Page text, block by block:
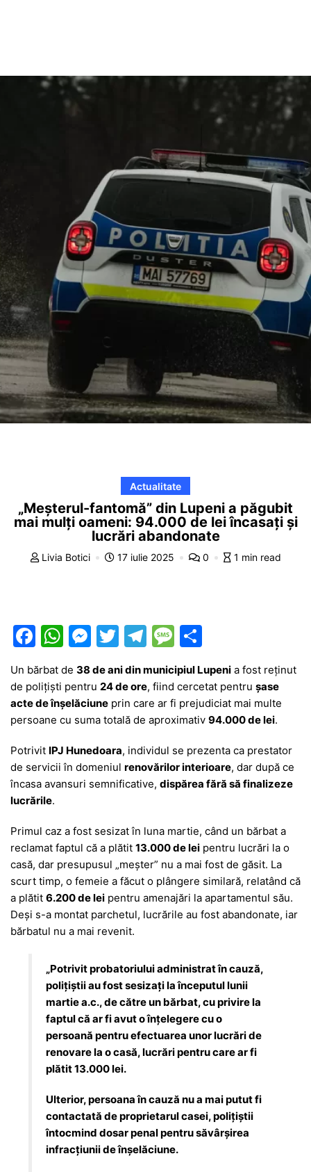
Actualitate
„Meșterul-fantomă” din Lupeni a păgubit
mai mulți oameni: 94.000 de lei încasați și
lucrări abandonate
Livia Botici 17 iulie 2025 0 1 min read
F
c
e
b
o
o
k
W
at
s
A
p
p
M
s
s
e
n
g
er
T
w
itt
er
T
e
gr
a
m
M
e
s
s
a
g
e
ta
je
a
z
ă
Un bărbat de 38 de ani din municipiul Lupeni a fost reținut
de polițiști pentru 24 de ore, fiind cercetat pentru șase
acte de înșelăciune prin care ar fi prejudiciat mai multe
persoane cu suma totală de aproximativ 94.000 de lei.
Potrivit IPJ Hunedoara, individul se prezenta ca prestator
de servicii în domeniul renovărilor interioare, dar după ce
încasa avansuri semnificative, dispărea fără să finalizeze
lucrările.
Primul caz a fost sesizat în luna martie, când un bărbat a
reclamat faptul că a plătit 13.000 de lei pentru lucrări la o
casă, dar presupusul „meșter” nu a mai fost de găsit. La
scurt timp, o femeie a făcut o plângere similară, relatând că
a plătit 6.200 de lei pentru amenajări la apartamentul său.
Deși s-a montat parchetul, lucrările au fost abandonate, iar
bărbatul nu a mai revenit.
„Potrivit probatoriului administrat în cauză,
polițiștii au fost sesizați la începutul lunii
martie a.c., de către un bărbat, cu privire la
faptul că ar fi avut o înțelegere cu o
persoană pentru efectuarea unor lucrări de
renovare la o casă, lucrări pentru care ar fi
plătit 13.000 lei.
Ulterior, persoana în cauză nu a mai putut fi
contactată de proprietarul casei, polițiștii
întocmind dosar penal pentru săvârșirea
infracțiunii de înșelăciune.